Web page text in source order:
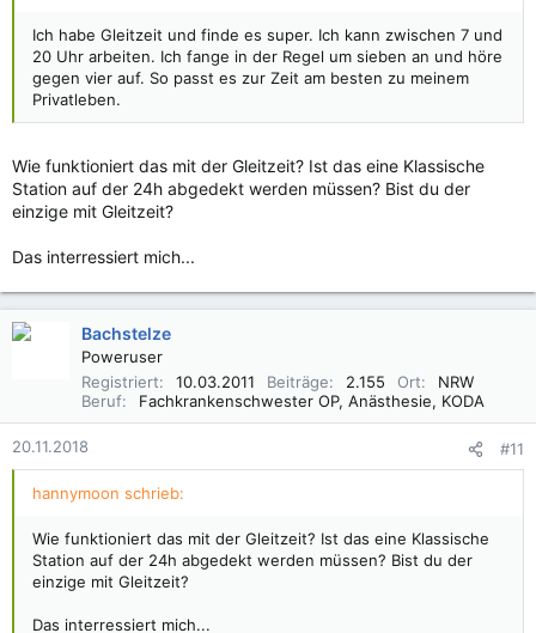
Ich habe Gleitzeit und finde es super. Ich kann zwischen 7 und
20 Uhr arbeiten. Ich fange in der Regel um sieben an und höre
gegen vier auf. So passt es zur Zeit am besten zu meinem
Privatleben.
Wie funktioniert das mit der Gleitzeit? Ist das eine Klassische
Station auf der 24h abgedekt werden müssen? Bist du der
einzige mit Gleitzeit?
Das interressiert mich...
Bachstelze
Poweruser
Registriert
10.03.2011 Beiträge 2.155 Ort
NRW
Beruf
Fachkrankenschwester OP, Anästhesie, KODA
20.11.2018 #11
hannymoon schrieb:
Wie funktioniert das mit der Gleitzeit? Ist das eine Klassische
Station auf der 24h abgedekt werden müssen? Bist du der
einzige mit Gleitzeit?
Das interressiert mich...